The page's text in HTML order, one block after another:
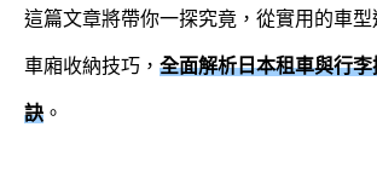
這篇文章將帶你一探究竟，從實用的車
車廂收納技巧， 全面解析日本租車與行
訣 。